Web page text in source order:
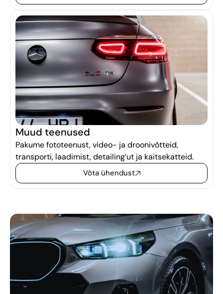
Muud teenused
Pakume fototeenust, video- ja droonivõtteid,
transporti, laadimist, detailing’ut ja kaitsekatteid.
Võta ühendust